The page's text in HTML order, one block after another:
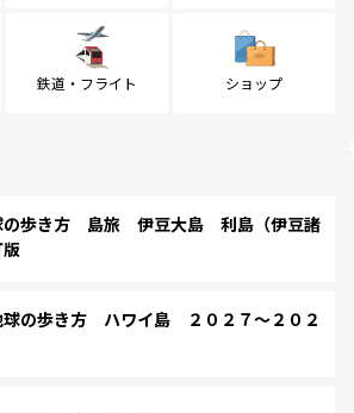
鉄道・フライト ショップ
歩き方 島旅 伊豆大島 利島（伊豆諸
の歩き方 ハワイ島 ２０２７～２０２